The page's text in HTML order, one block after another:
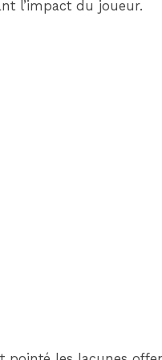
l’impact du joueur.